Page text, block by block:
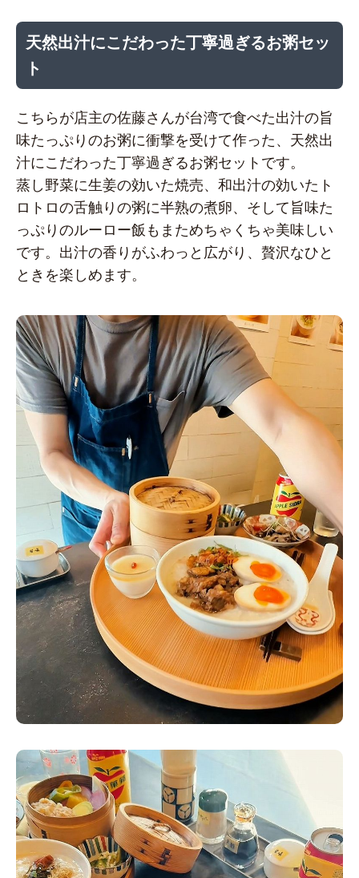
天然出汁にこだわった丁寧過ぎるお粥セッ
ト
こちらが店主の佐藤さんが台湾で食べた出汁の旨
味たっぷりのお粥に衝撃を受けて作った、天然出
汁にこだわった丁寧過ぎるお粥セットです。
蒸し野菜に生姜の効いた焼売、和出汁の効いたト
ロトロの舌触りの粥に半熟の煮卵、そして旨味た
っぷりのルーロー飯もまためちゃくちゃ美味しい
です。出汁の香りがふわっと広がり、贅沢なひと
ときを楽しめます。